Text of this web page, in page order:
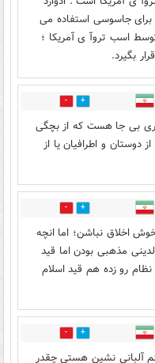
برای جاسوسی استفاده می
اسب تروآ ی آمریکا ؛
بگیرد.
10
بی جا هست که از بچگی
دوستان و اطرافیان یا از
6
اخلاق نباشن؛ اما انچه
مذهبی بودن اما قید
رو زده هم قید اسلام
2
میکنم آلبانی نشین هستی چقدر